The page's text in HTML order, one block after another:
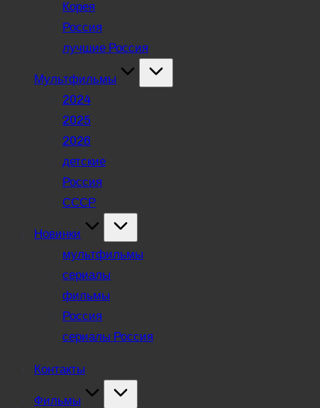
Корея
Россия
лучшие Россия
Мультфильмы
2024
2025
2026
детские
Россия
СССР
Новинки
мультфильмы
сериалы
фильмы
Россия
сериалы Россия
Контакты
Фильмы